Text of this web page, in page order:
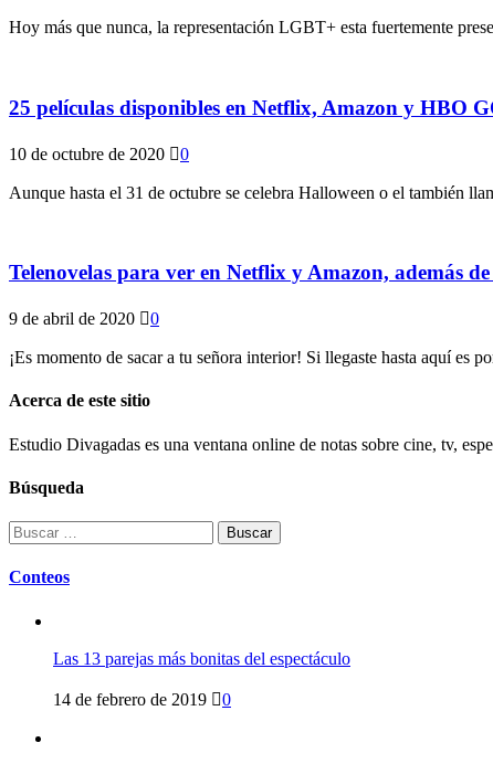
Hoy más que nunca, la representación LGBT+ esta fuertemente
25 películas disponibles en Netflix, Amazon y HBO
10 de octubre de 2020 0
Aunque hasta el 31 de octubre se celebra Halloween o el también
Telenovelas para ver en Netflix y Amazon, además de
9 de abril de 2020 0
¡Es momento de sacar a tu señora interior! Si llegaste hasta aquí es
Acerca de este sitio
Estudio Divagadas es una ventana online de notas sobre cine, tv,
Búsqueda
Buscar:
Conteos
Las 13 parejas más bonitas del espectáculo
14 de febrero de 2019 0